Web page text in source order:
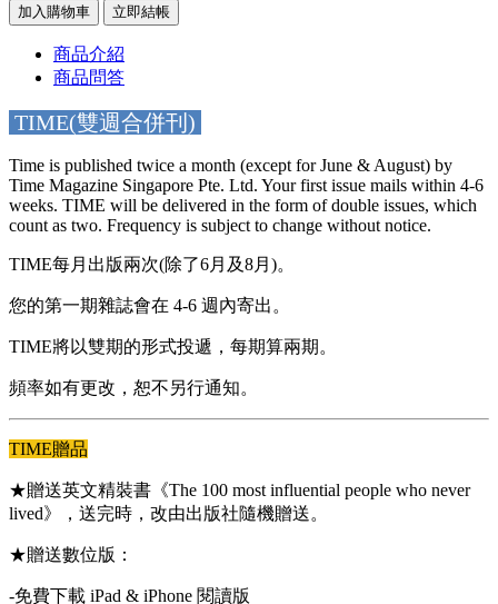
加入購物車 立即結帳
商品介紹
商品問答
TIME(雙週合併刊)
Time is published twice a month (except for June & August) by
Time Magazine Singapore Pte. Ltd. Your first issue mails within 4-6
weeks. TIME will be delivered in the form of double issues, which
count as two. Frequency is subject to change without notice.
TIME每月出版兩次(除了6月及8月)。
您的第一期雜誌會在 4-6 週內寄出。
TIME將以雙期的形式投遞，每期算兩期。
頻率如有更改，恕不另行通知。
TIME贈品
★贈送英文精裝書《The 100 most influential people who never
lived》，送完時，改由出版社隨機贈送。
★贈送數位版：
-免費下載 iPad & iPhone 閱讀版